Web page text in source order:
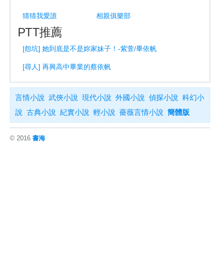
猜猜我愛誰 相親俱樂部
PTT推薦
[怨坑] 她到底是不是妳家妹子！-紫萱/畢依帆
[尋人] 再興高中畢業的蔡依帆
言情小說 武俠小說 現代小說 外國小說 偵探小說 科幻小
說 古典小說 紀實小說 輕小說 薔薇言情小說 簡體版
© 2016 書海